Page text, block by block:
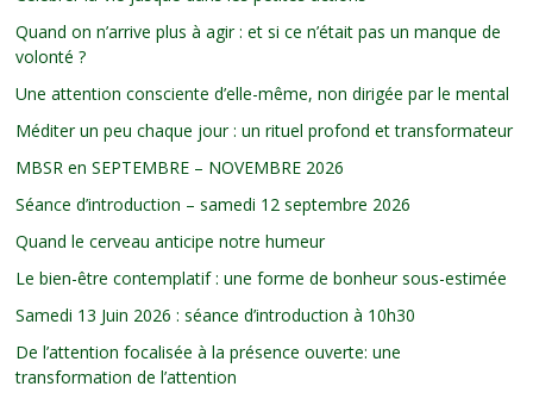
Quand on n’arrive plus à agir : et si ce n’était pas un manque de
volonté ?
Une attention consciente d’elle-même, non dirigée par le mental
Méditer un peu chaque jour : un rituel profond et transformateur
MBSR en SEPTEMBRE – NOVEMBRE 2026
Séance d’introduction – samedi 12 septembre 2026
Quand le cerveau anticipe notre humeur
Le bien-être contemplatif : une forme de bonheur sous-estimée
Samedi 13 Juin 2026 : séance d’introduction à 10h30
De l’attention focalisée à la présence ouverte: une
transformation de l’attention